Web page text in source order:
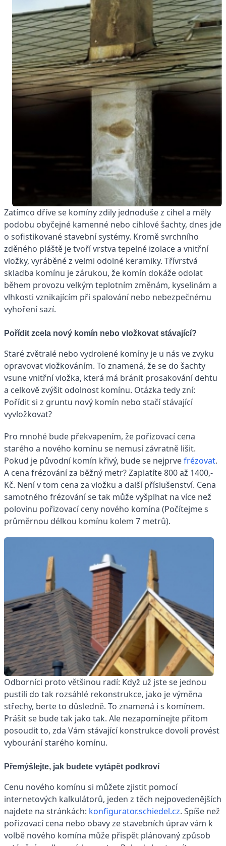
Zatímco dříve se komíny zdily jednoduše z cihel a měly
podobu obyčejné kamenné nebo cihlové šachty, dnes jde
o sofistikované stavební systémy. Kromě svrchního
zděného pláště je tvoří vrstva tepelné izolace a vnitřní
vložky, vyráběné z velmi odolné keramiky. Třívrstvá
skladba komínu je zárukou, že komín dokáže odolat
během provozu velkým teplotním změnám, kyselinám a
vlhkosti vznikajícím při spalování nebo nebezpečnému
vyhoření sazí.
Pořídit zcela nový komín nebo vložkovat stávající?
Staré zvětralé nebo vydrolené komíny je u nás ve zvyku
opravovat vložkováním. To znamená, že se do šachty
vsune vnitřní vložka, která má bránit prosakování dehtu
a celkově zvýšit odolnost komínu. Otázka tedy zní:
Pořídit si z gruntu nový komín nebo stačí stávající
vyvložkovat?
Pro mnohé bude překvapením, že pořizovací cena
starého a nového komínu se nemusí závratně lišit.
Pokud je původní komín křivý, bude se nejprvefrézovat.
A cena frézování za běžný metr? Zaplatíte 800 až 1400,-
Kč. Není v tom cena za vložku a další příslušenství. Cena
samotného frézování se tak může vyšplhat na více než
polovinu pořizovací ceny nového komína (Počítejme s
průměrnou délkou komínu kolem 7 metrů).
Odborníci proto většinou radí: Když už jste se jednou
pustili do tak rozsáhlé rekonstrukce, jako je výměna
střechy, berte to důsledně. To znamená i s komínem.
Prášit se bude tak jako tak. Ale nezapomínejte přitom
posoudit to, zda Vám stávající konstrukce dovolí provést
vybourání starého komínu.
Přemýšlejte, jak budete vytápět podkroví
Cenu nového komínu si můžete zjistit pomocí
internetových kalkulátorů, jeden z těch nejpovedenějších
najdete na stránkách: konfigurator.schiedel.cz. Spíše než
pořizovací cena nebo obavy ze stavebních úprav vám k
volbě nového komína může přispět plánovaný způsob